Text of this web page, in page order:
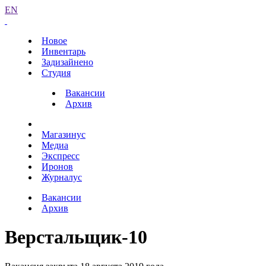
EN
Новое
Инвентарь
Задизайнено
Студия
Вакансии
Архив
Магазинус
Медиа
Экспресс
Иронов
Журналус
Вакансии
Архив
Верстальщик-10